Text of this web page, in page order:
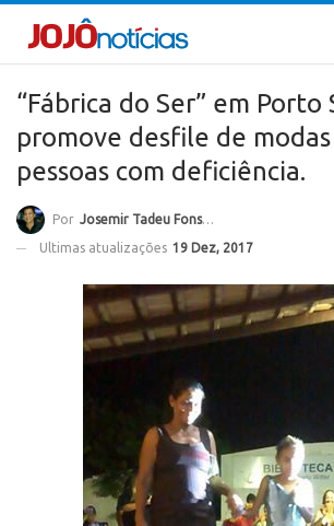
“Fábrica do Ser” em Porto
promove desfile de
pessoas com deficiência.
Por Josemir Tadeu Fonseca
Ultimas atualizações 19 Dez, 2017